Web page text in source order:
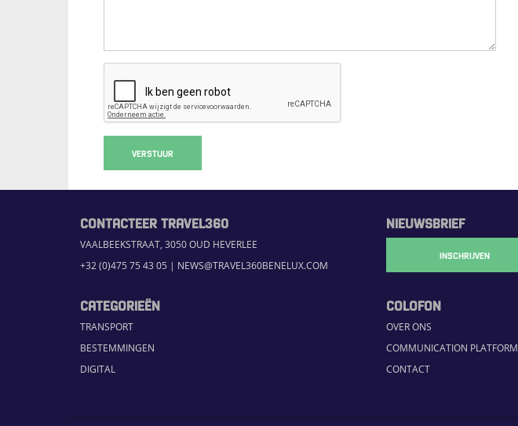
VERSTUUR
CONTACTEER TRAVEL360
VAALBEEKSTRAAT, 3050 OUD HEVERLEE
+32 (0)475 75 43 05 | NEWS@TRAVEL360BENELUX.COM
NIEUWSBRIEF
INSCHRIJVEN
CATEGORIEËN
TRANSPORT
BESTEMMINGEN
DIGITAL
COLOFON
OVER ONS
COMMUNICATION PLATFORM
CONTACT